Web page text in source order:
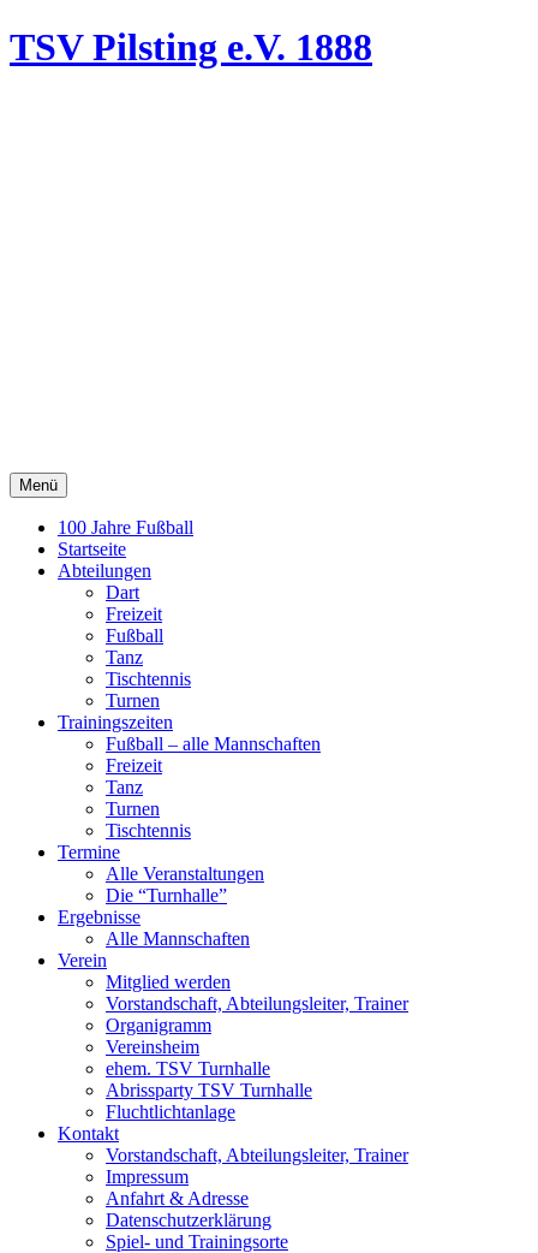
TSV Pilsting e.V. 1888
Menü
100 Jahre Fußball
Startseite
Abteilungen
Dart
Freizeit
Fußball
Tanz
Tischtennis
Turnen
Trainingszeiten
Fußball – alle Mannschaften
Freizeit
Tanz
Turnen
Tischtennis
Termine
Alle Veranstaltungen
Die “Turnhalle”
Ergebnisse
Alle Mannschaften
Verein
Mitglied werden
Vorstandschaft, Abteilungsleiter, Trainer
Organigramm
Vereinsheim
ehem. TSV Turnhalle
Abrissparty TSV Turnhalle
Fluchtlichtanlage
Kontakt
Vorstandschaft, Abteilungsleiter, Trainer
Impressum
Anfahrt & Adresse
Datenschutzerklärung
Spiel- und Trainingsorte